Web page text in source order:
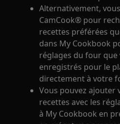
Alternativement,
CamCook® pour
recettes préférées
dans My Cookbook
réglages du four que
enregistrés pour le
directement à votre
Vous pouvez ajouter
recettes avec les
à My Cookbook en